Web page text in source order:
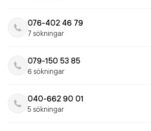
076-402 46 79
7 sökningar
079-150 53 85
6 sökningar
040-662 90 01
5 sökningar